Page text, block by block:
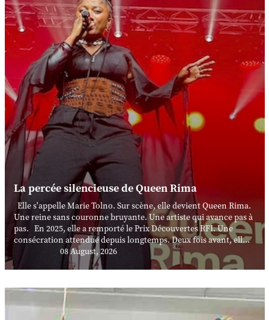
La percée silencieuse de Queen Rima
Elle s'appelle Marie Tolno. Sur scène, elle devient Queen Rima.
Une reine sans couronne bruyante. Une artiste qui avance pas à
pas. En 2025, elle a remporté le Prix Découvertes RFI. Une
consécration attendue depuis longtemps. Deux fois avant, ell...
08 August, 2026